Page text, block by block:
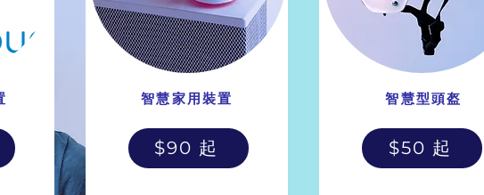
智慧家用裝置
$90 起
智慧型頭盔
$50 起